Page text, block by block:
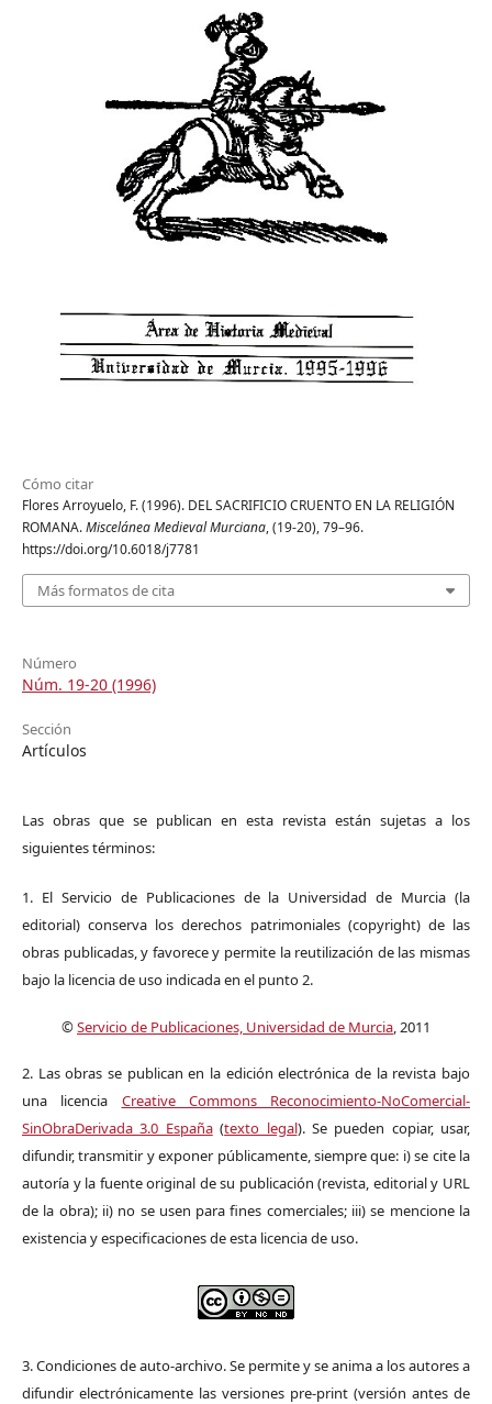
Cómo citar
Flores Arroyuelo, F. (1996). DEL SACRIFICIO CRUENTO EN LA RELIGIÓN
ROMANA.Miscelánea Medieval Murciana, (19-20), 79–96.
https://doi.org/10.6018/j7781
Más formatos de cita
Número
Núm. 19-20 (1996)
Sección
Artículos
Las obras que se publican en esta revista están sujetas a los
siguientes términos:
1. El Servicio de Publicaciones de la Universidad de Murcia (la
editorial) conserva los derechos patrimoniales (copyright) de las
obras publicadas, y favorece y permite la reutilización de las mismas
bajo la licencia de uso indicada en el punto 2.
©Servicio de Publicaciones, Universidad de Murcia, 2011
2. Las obras se publican en la edición electrónica de la revista bajo
una licencia Creative Commons Reconocimiento-NoComercial-
SinObraDerivada 3.0 España(texto legal). Se pueden copiar, usar,
difundir, transmitir y exponer públicamente, siempre que: i) se cite la
autoría y la fuente original de su publicación (revista, editorial y URL
de la obra); ii) no se usen para fines comerciales; iii) se mencione la
existencia y especificaciones de esta licencia de uso.
3. Condiciones de auto-archivo. Se permite y se anima a los autores a
difundir electrónicamente las versiones pre-print (versión antes de